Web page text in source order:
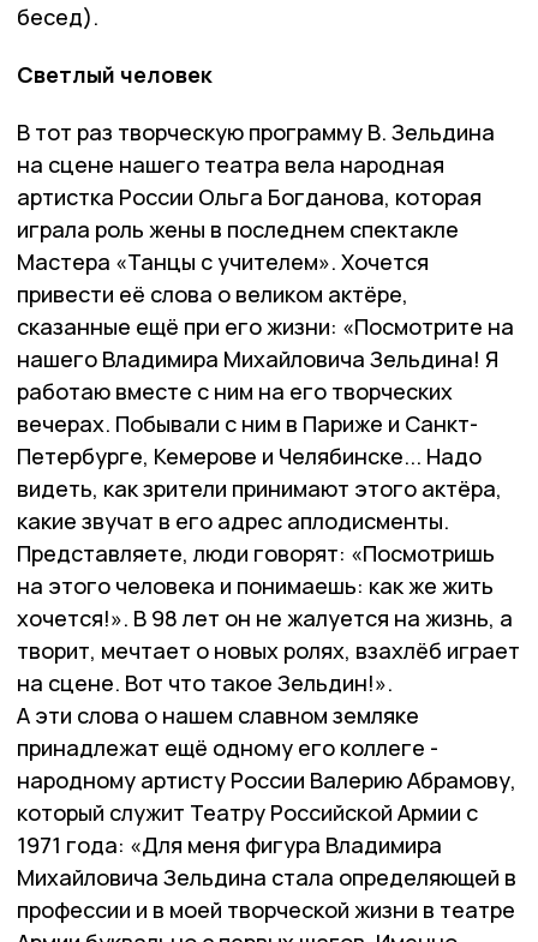
бесед).
Светлый человек
В тот раз творческую программу В. Зельдина
на сцене нашего театра вела народная
артистка России Ольга Богданова, которая
играла роль жены в последнем спектакле
Мастера «Танцы с учителем». Хочется
привести её слова о великом актёре,
сказанные ещё при его жизни: «Посмотрите на
нашего Владимира Михайловича Зельдина! Я
работаю вместе с ним на его творческих
вечерах. Побывали с ним в Париже и Санкт-
Петербурге, Кемерове и Челябинске... Надо
видеть, как зрители принимают этого актёра,
какие звучат в его адрес аплодисменты.
Представляете, люди говорят: «Посмотришь
на этого человека и понимаешь: как же жить
хочется!». В 98 лет он не жалуется на жизнь, а
творит, мечтает о новых ролях, взахлёб играет
на сцене. Вот что такое Зельдин!».
А эти слова о нашем славном земляке
принадлежат ещё одному его коллеге -
народному артисту России Валерию Абрамову,
который служит Театру Российской Армии с
1971 года: «Для меня фигура Владимира
Михайловича Зельдина стала определяющей в
профессии и в моей творческой жизни в театре